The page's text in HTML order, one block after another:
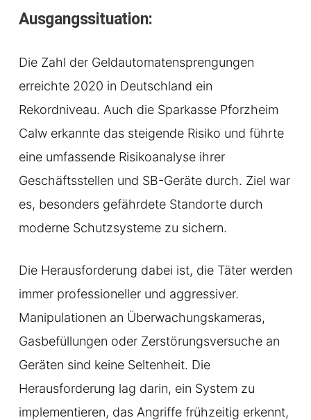
Ausgangssituation:
Die Zahl der Geldautomatensprengungen
erreichte 2020 in Deutschland ein
Rekordniveau. Auch die Sparkasse Pforzheim
Calw erkannte das steigende Risiko und führte
eine umfassende Risikoanalyse ihrer
Geschäftsstellen und SB-Geräte durch. Ziel war
es, besonders gefährdete Standorte durch
moderne Schutzsysteme zu sichern.
Die Herausforderung dabei ist, die Täter werden
immer professioneller und aggressiver.
Manipulationen an Überwachungskameras,
Gasbefüllungen oder Zerstörungsversuche an
Geräten sind keine Seltenheit. Die
Herausforderung lag darin, ein System zu
implementieren, das Angriffe frühzeitig erkennt,